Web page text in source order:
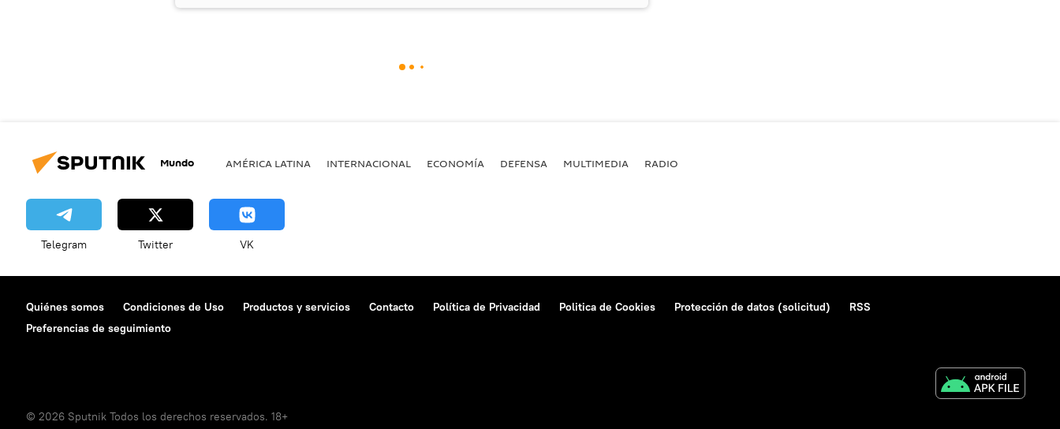
Mundo AMÉRICA LATINA INTERNACIONAL ECONOMÍA DEFENSA MULTIMEDIA RADIO
Telegram Twitter VK
Quiénes somos Condiciones de Uso Productos y servicios Contacto Política de Privacidad Politica de Cookies Protección de datos (solicitud)
RSS
Preferencias de seguimiento
© 2026 Sputnik Todos los derechos reservados. 18+